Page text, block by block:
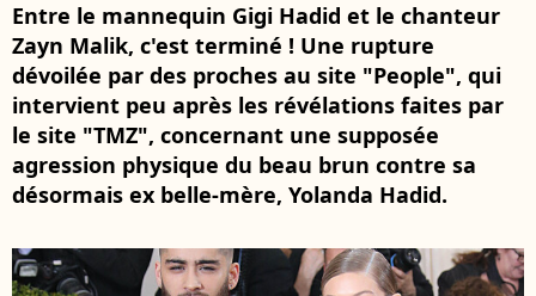
Entre le mannequin Gigi Hadid et le chanteur
Zayn Malik, c'est terminé ! Une rupture
dévoilée par des proches au site "People", qui
intervient peu après les révélations faites par
le site "TMZ", concernant une supposée
agression physique du beau brun contre sa
désormais ex belle-mère, Yolanda Hadid.